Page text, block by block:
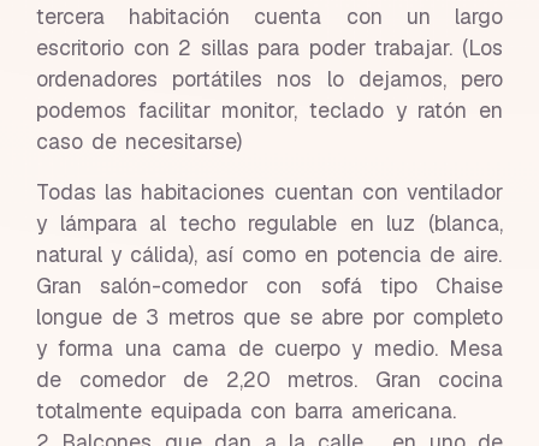
tercera habitación cuenta con un largo
escritorio con 2 sillas para poder trabajar. (Los
ordenadores portátiles nos lo dejamos, pero
podemos facilitar monitor, teclado y ratón en
caso de necesitarse)
Todas las habitaciones cuentan con ventilador
y lámpara al techo regulable en luz (blanca,
natural y cálida), así como en potencia de aire.
Gran salón-comedor con sofá tipo Chaise
longue de 3 metros que se abre por completo
y forma una cama de cuerpo y medio. Mesa
de comedor de 2,20 metros. Gran cocina
totalmente equipada con barra americana.